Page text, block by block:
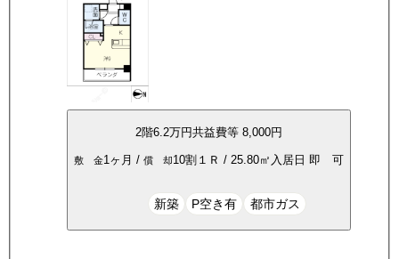
2階6.2万円共益費等8,000円
敷 金1ヶ月 /償 却10割 １Ｒ /25.80㎡ 入居日 即 可
新築 P空き有 都市ガス